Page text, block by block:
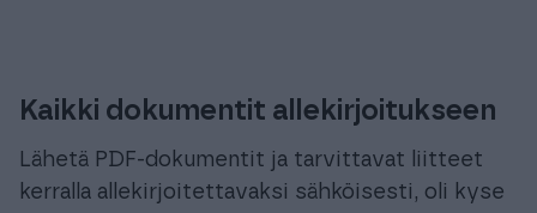
Kaikki dokumentit allekirjoitukseen
Lähetä PDF-dokumentit ja tarvittavat liitteet
kerralla allekirjoitettavaksi sähköisesti, oli kyse